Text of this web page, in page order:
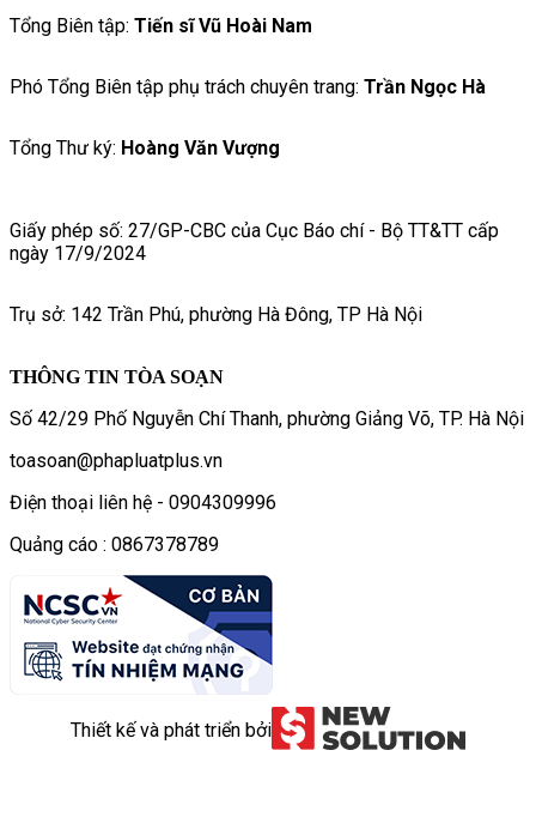
Tổng Biên tập: Tiến sĩ Vũ Hoài Nam
Phó Tổng Biên tập phụ trách chuyên trang: Trần Ngọc Hà
Tổng Thư ký: Hoàng Văn Vượng
Giấy phép số: 27/GP-CBC của Cục Báo chí - Bộ TT&TT cấp
ngày 17/9/2024
Trụ sở: 142 Trần Phú, phường Hà Đông, TP Hà Nội
THÔNG TIN TÒA SOẠN
Số 42/29 Phố Nguyễn Chí Thanh, phường Giảng Võ, TP. Hà Nội
toasoan@phapluatplus.vn
Điện thoại liên hệ - 0904309996
Quảng cáo : 0867378789
Thiết kế và phát triển bởi